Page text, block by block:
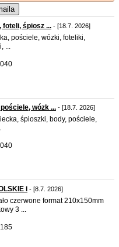
foteli, śpiosz ... - [18.7. 2026]
pościele, wózki, foteliki,
...
wózk ... - [18.7. 2026]
śpioszki, body, pościele,
i - [8.7. 2026]
czerwone format 210x150mm
3 ...